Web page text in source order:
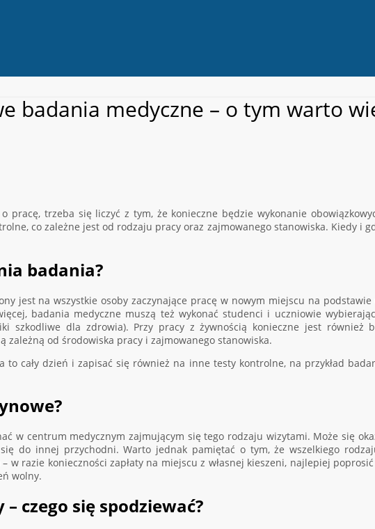
badania medyczne – o tym warto
pracę, trzeba się liczyć z tym, że konieczne będzie wykonanie
co zależne jest od rodzaju pracy oraz zajmowanego stanowiska. Kiedy i
badania?
jest na wszystkie osoby zaczynające pracę w nowym miejscu na
badania medyczne muszą też wykonać studenci i uczniowie
szkodliwe dla zdrowia). Przy pracy z żywnością konieczne jest również
zależną od środowiska pracy i zajmowanego stanowiska.
to cały dzień i zapisać się również na inne testy kontrolne, na przykład
w centrum medycznym zajmującym się tego rodzaju wizytami. Może się
do innej przychodni. Warto jednak pamiętać o tym, że wszelkiego
w razie konieczności zapłaty na miejscu z własnej kieszeni, najlepiej
wolny.
czego się spodziewać?